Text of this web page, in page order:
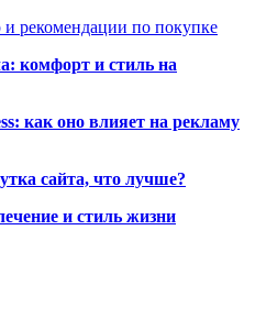
рекомендации по покупке
комфорт и стиль на
как оно влияет на рекламу
сайта, что лучше?
и стиль жизни